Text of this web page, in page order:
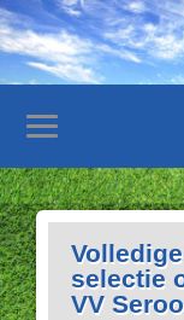
selectie
VV